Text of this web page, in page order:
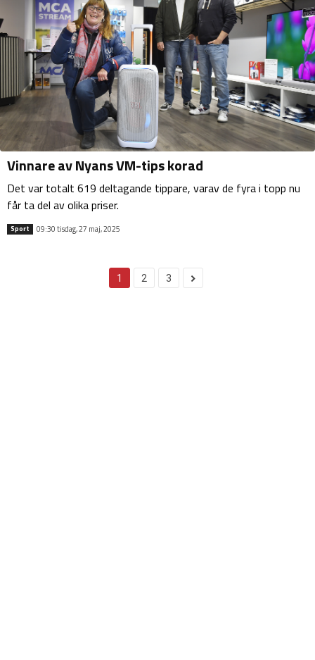
Vinnare av Nyans VM-tips korad
Det var totalt 619 deltagande tippare, varav de fyra i topp nu
får ta del av olika priser.
Sport 09:30 tisdag, 27 maj, 2025
1 2 3